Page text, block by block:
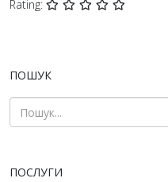
Rating:
ПОШУК
ПОСЛУГИ